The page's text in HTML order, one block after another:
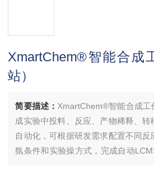
XmartChem®智能合成
站）
简要描述： XmartChem®智能合成工
成实验中投料、反应、产物稀释、
自动化，可根据研发需求配置不同
氛条件和实验操方式，完成自动